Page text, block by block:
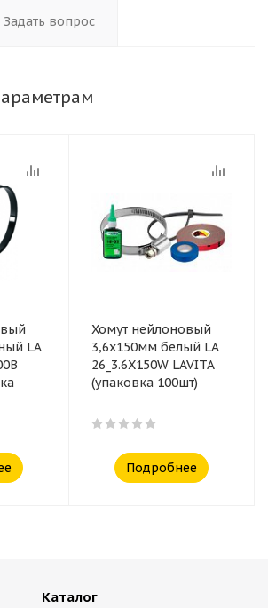
Задать вопрос
LA
Хомут нейлоновый
3,6x150мм белый LA
26_3.6X150W LAVITA
(упаковка 100шт)
Подробнее
Каталог